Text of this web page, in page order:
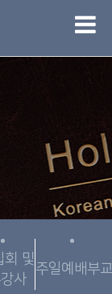
회 및
사
주일예배부